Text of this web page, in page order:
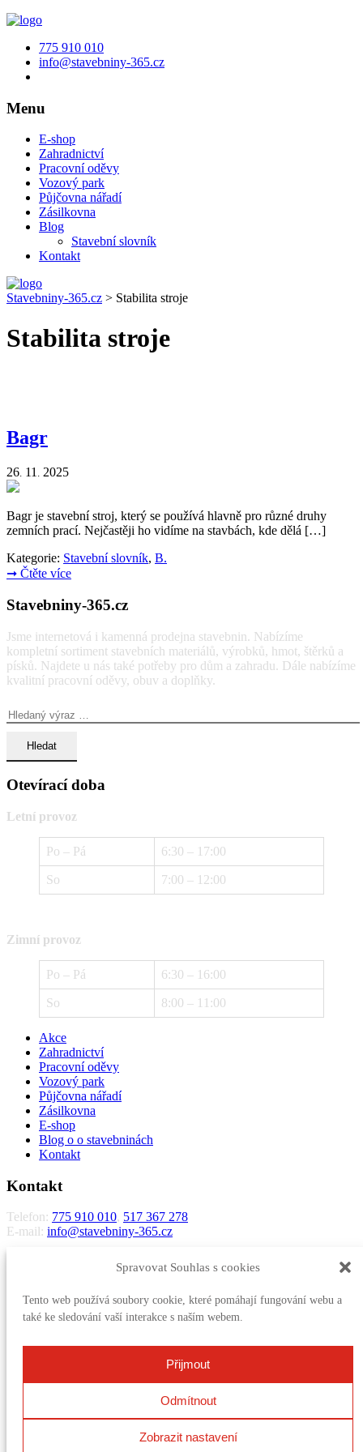
Spravovat Souhlas s cookies
Tento web používá soubory cookie, které pomáhají fungování webu a
také ke sledování vaší interakce s naším webem.
Přijmout
Odmítnout
Zobrazit nastavení
775 910 010
info@stavebniny-365.cz
Menu
E-shop
Zahradnictví
Pracovní oděvy
Vozový park
Půjčovna nářadí
Zásilkovna
Blog
Stavební slovník
Kontakt
Stavebniny-365.cz > Stabilita stroje
Stabilita stroje
Bagr
26. 11 . 2025
Bagr je stavební stroj, který se používá hlavně pro různé druhy
zemních prací. Nejčastěji ho vidíme na stavbách, kde dělá […]
Kategorie: Stavební slovník, B.
➞ Čtěte více
Stavebniny-365.cz
Jsme internetová i kamenná prodejna stavebnin. Nabízíme
kompletní sortiment stavebních materiálů, výrobků, hmot, štěrků a
písků. Najdete u nás také potřeby pro dům a zahradu. Dále nabízíme
kvalitní pracovní oděvy, obuv a doplňky.
Otevírací doba
Letní provoz
Po – Pá 6:30 – 17:00
So 7:00 – 12:00
Zimní provoz
Po – Pá 6:30 – 16:00
So 8:00 – 11:00
Akce
Zahradnictví
Pracovní oděvy
Vozový park
Půjčovna nářadí
Zásilkovna
E-shop
Blog o o stavebninách
Kontakt
Kontakt
Telefon: 775 910 010, 517 367 278
E-mail: info@stavebniny-365.cz
IČO:28326652
Zapsaná v obchodním rejstříku vedeném Krajským soudem v Brně,